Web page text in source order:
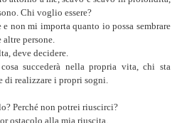
Chi voglio essere?
non mi importa quanto io possa sembrare
persone.
deve decidere.
succederà nella propria vita, chi sta
di realizzare i propri sogni.
Perché non potrei riuscirci?
ostacolo alla mia riuscita.